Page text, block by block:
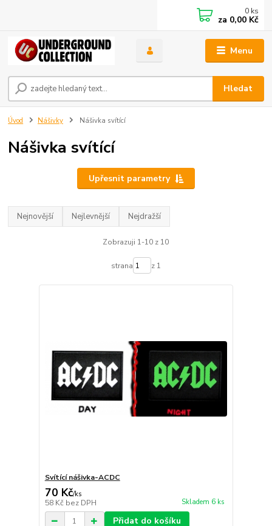
Menu
Hledat
0 ks
za 0,00 Kč
Úvod Nášivky Nášivka svítící
Nášivka svítící
Upřesnit parametry
Nejnovější Nejlevnější Nejdražší
Zobrazuji 1-10 z 10
strana z 1
Svítící nášivka-ACDC
70 Kč/ks
58 Kč bez DPH Skladem 6 ks
Přidat do košíku